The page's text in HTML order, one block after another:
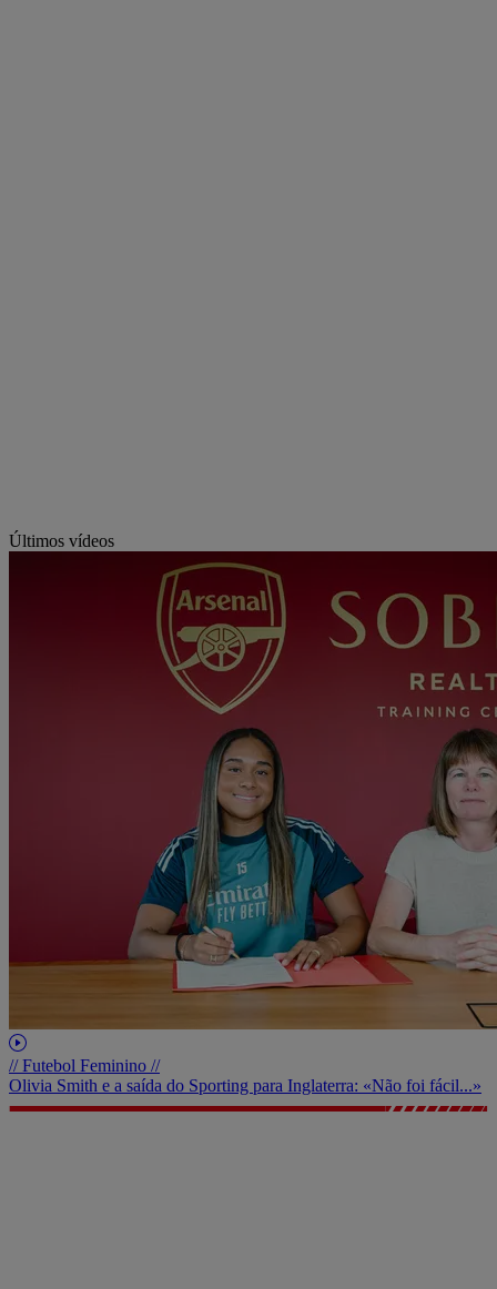
Últimos vídeos
// Futebol Feminino //
Olivia Smith e a saída do Sporting para Inglaterra: «Não foi fácil...»